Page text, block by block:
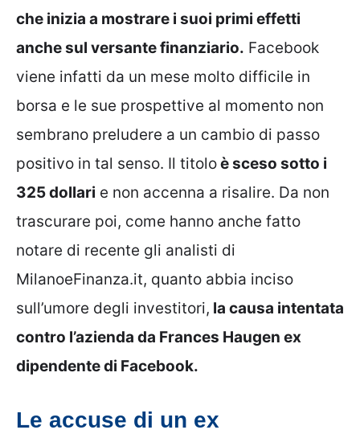
che inizia a mostrare i suoi primi effetti
anche sul versante finanziario. Facebook
viene infatti da un mese molto difficile in
borsa e le sue prospettive al momento non
sembrano preludere a un cambio di passo
positivo in tal senso. Il titoloè sceso sotto i
325 dollari e non accenna a risalire. Da non
trascurare poi, come hanno anche fatto
notare di recente gli analisti di
MilanoeFinanza.it, quanto abbia inciso
sull’umore degli investitori, la causa intentata
contro l’azienda da Frances Haugen ex
dipendente di Facebook.
Le accuse di un ex